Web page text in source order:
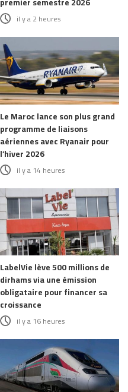
il y a 2 heures
Le Maroc lance son plus grand
programme de liaisons
aériennes avec Ryanair pour
l’hiver 2026
il y a 14 heures
LabelVie lève 500 millions de
dirhams via une émission
obligataire pour financer sa
croissance
il y a 16 heures